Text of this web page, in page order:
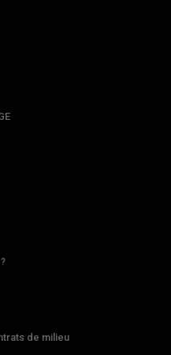
de milieu